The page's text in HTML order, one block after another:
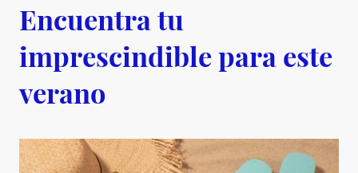
Encuentra tu
imprescindible para este
verano